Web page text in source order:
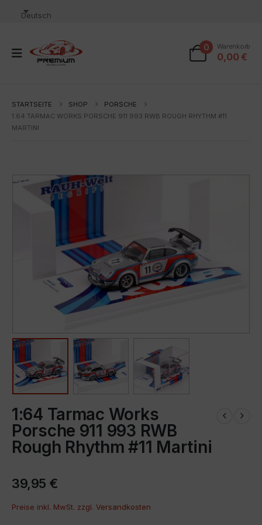
Deutsch
0 Warenkorb
0,00 €
STARTSEITE SHOP
PORSCHE
1:64 TARMAC WORKS PORSCHE 911 993 RWB ROUGH RHYTHM #11
MARTINI
1:64 Tarmac Works
Porsche 911 993 RWB
Rough Rhythm #11 Martini
39,95 €
Preise inkl. MwSt. zzgl. Versandkosten